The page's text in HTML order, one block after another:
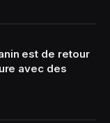
est de retour
avec des